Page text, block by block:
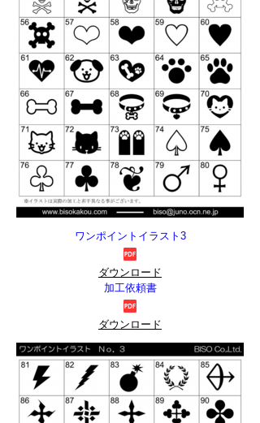
ワンポイントイラスト3
ダウンロード
加工依頼書
ダウンロード